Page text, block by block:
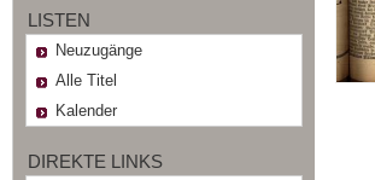
LISTEN
Neuzugänge
Alle Titel
Kalender
DIREKTE LINKS